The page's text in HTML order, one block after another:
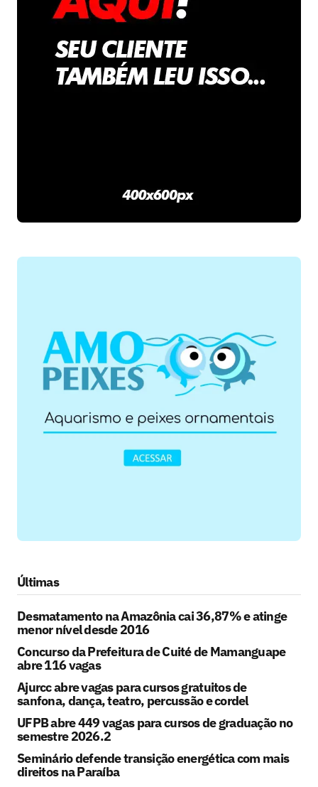
Últimas
Desmatamento na Amazônia cai 36,87% e atinge
menor nível desde 2016
Concurso da Prefeitura de Cuité de Mamanguape
abre 116 vagas
Ajurcc abre vagas para cursos gratuitos de
sanfona, dança, teatro, percussão e cordel
UFPB abre 449 vagas para cursos de graduação no
semestre 2026.2
Seminário defende transição energética com mais
direitos na Paraíba